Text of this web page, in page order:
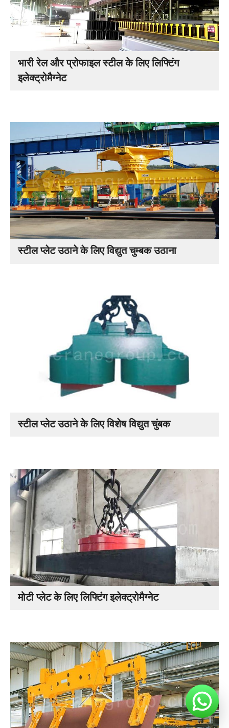
भारी रेल और प्रोफाइल स्टील के लिए लिफ्टिंग
इलेक्ट्रोमैग्नेट
स्टील प्लेट उठाने के लिए विद्युत चुम्बक उठाना
स्टील प्लेट उठाने के लिए विशेष विद्युत चुंबक
मोटी प्लेट के लिए लिफ्टिंग इलेक्ट्रोमैग्नेट